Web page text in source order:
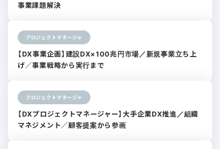
事業課題解決
プロジェクトマネージャ
【DX事業企画】建設DX×100兆円市場／新規事業立ち上
げ／事業戦略から実行まで
プロジェクトマネージャ
【DXプロジェクトマネージャー】大手企業DX推進／組織
マネジメント／顧客提案から参画